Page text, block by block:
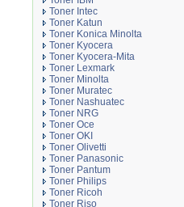
Toner Intec
Toner Katun
Toner Konica Minolta
Toner Kyocera
Toner Kyocera-Mita
Toner Lexmark
Toner Minolta
Toner Muratec
Toner Nashuatec
Toner NRG
Toner Oce
Toner OKI
Toner Olivetti
Toner Panasonic
Toner Pantum
Toner Philips
Toner Ricoh
Toner Riso